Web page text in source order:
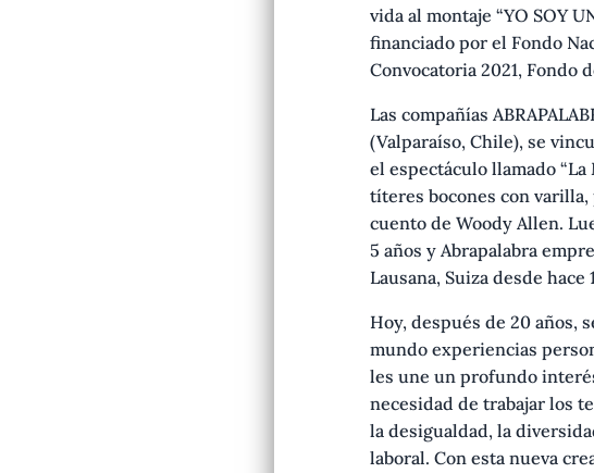
vida al montaje “YO SOY
financiado por el Fondo
Convocatoria 2021, Fondo
Las compañías
(Valparaíso, Chile), se
el espectáculo llamado
títeres bocones con
cuento de Woody Allen.
5 años y Abrapalabra
Lausana, Suiza desde hace
Hoy, después de 20 años,
mundo experiencias
les une un profundo
necesidad de trabajar los
la desigualdad, la
laboral. Con esta nueva